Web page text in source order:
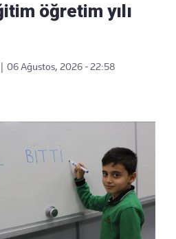
öğretim yılı
06 Ağustos, 2026 - 22:58